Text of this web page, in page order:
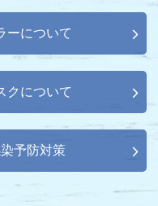
ーについて
クについて
予防対策